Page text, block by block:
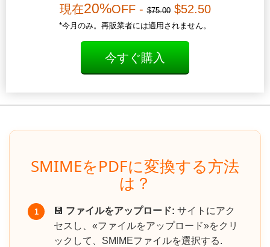
現在20%OFF -$75.00$52.50
*今月のみ。再販業者には適用されません。
今すぐ購入
SMIMEをPDFに変換する方法
は？
1 💾 ファイルをアップロード: サイトにアク
セスし、«ファイルをアップロード»をクリ
ックして、SMIMEファイルを選択する.